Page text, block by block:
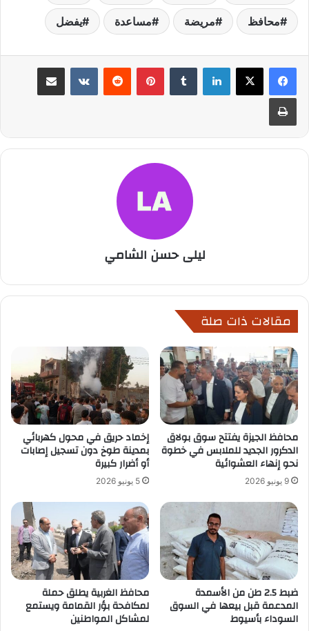
محافظ مريضة مساعدة يفضل
لينكدإن بينتيريست مشاركة عبر البريد
طباعة
ليلى حسن الشامي
مقالات ذات صلة
محافظ الجيزة يفتتح سوق بولاق
الدكرور الجديد للملابس في خطوة
نحو إنهاء العشوائية
9 يونيو 2026
إخماد حريق في محول كهربائي
بمدينة طوخ دون تسجيل إصابات
أو أضرار كبيرة
5 يونيو 2026
ضبط 2.5 طن من الأسمدة
المدعمة قبل بيعها في السوق
السوداء بأسيوط
محافظ الغربية يطلق حملة
لمكافحة بؤر القمامة ويستمع
لمشاكل المواطنين